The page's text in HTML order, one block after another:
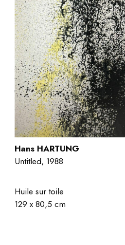
Hans HARTUNG
Untitled, 1988
Huile sur toile
129 x 80,5 cm